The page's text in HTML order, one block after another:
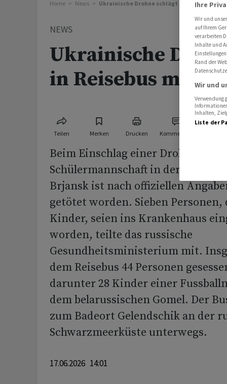
Home News Ukrainische Drohne schlägt in Reisebus mit
NEWS
Ukrainische
in Reisebus mit
Teilen Merken Drucken Kommentare
Beim Einschlag einer Drohne in
Schülermannschaft in der
Brjansk ist nach offiziellen
getötet worden. Sieben
Kinder, seien ins Krankenhaus
worden, teilte das russische
Gesundheitsministerium mit.
dem Reisebus 44 Personen
darunter 28 Kinder einer
dem belarussischen Gomel. Der
zum Badeort Gelendschik an der
Schwarzmeerküste unterwegs.
17.06.2026 14:01
Ihre
Wir und
auf Ihrem
verarbeiten
Inhalte und
Rand der
Wir und
Verwendung
Inhalten,
Liste der